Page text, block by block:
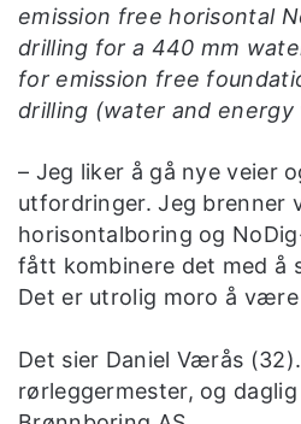
emission free horisontal
drilling for a 440 mm
for emission free
drilling (water and energy
– Jeg liker å gå nye veier
utfordringer. Jeg brenner
horisontalboring og
fått kombinere det med å
Det er utrolig moro å være
Det sier Daniel Værås
rørleggermester, og